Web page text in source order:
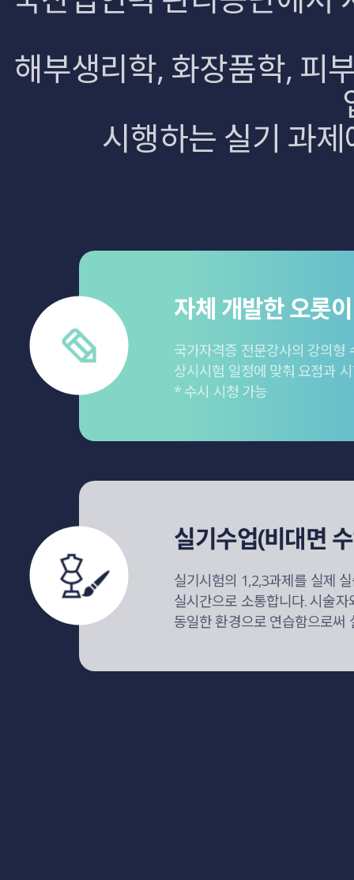
해부생리학, 화장품학, 피
시행하는 실기 과
자체 개발한 오롯
국가자격증 전문강사의 강의형
상시시험 일정에 맞춰 요점과
* 수시 시청 가능
실기수업(비대면
실기시험의 1,2,3과제를 실제
실시간으로 소통합니다. 시술
동일한 환경으로 연습함으로써